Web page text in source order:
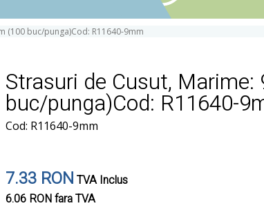
(100 buc/punga)Cod: R11640-9mm
Strasuri de Cusut, Marime:
buc/punga)Cod: R11640-
Cod: R11640-9mm
7.33 RON TVA Inclus
6.06 RONfara TVA